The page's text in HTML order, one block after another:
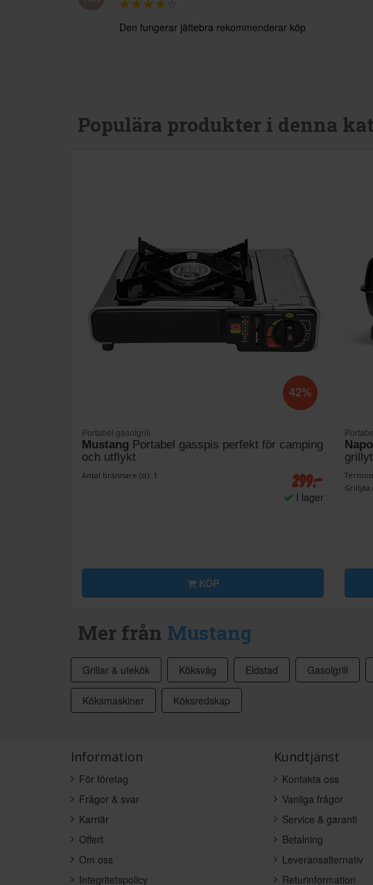
Den fungerar jättebra rekommenderar köp
Populära produkter i denna
42%
Portabel gasolgrill
Mustang Portabel gasspis perfekt för camping
och utflykt
Antal brännare (st): 1 299:-
I lager
KÖP
Grillyta
Mer från Mustang
Grillar & utekök Köksvåg Eldstad Gasolgrill
Köksmaskiner Köksredskap
Information
För företag
Frågor & svar
Karriär
Offert
Om oss
Integritetspolicy
Kundtjänst
Kontakta oss
Vanliga frågor
Service & garanti
Betalning
Leveransalternativ
Returinformation